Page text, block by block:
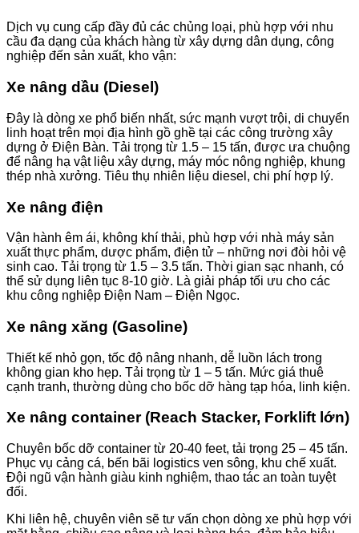
Dịch vụ cung cấp đầy đủ các chủng loại, phù hợp với nhu
cầu đa dạng của khách hàng từ xây dựng dân dụng, công
nghiệp đến sản xuất, kho vận:
Xe nâng dầu (Diesel)
Đây là dòng xe phổ biến nhất, sức mạnh vượt trội, di chuyển
linh hoạt trên mọi địa hình gồ ghề tại các công trường xây
dựng ở Điện Bàn. Tải trọng từ 1.5 – 15 tấn, được ưa chuộng
để nâng hạ vật liệu xây dựng, máy móc nông nghiệp, khung
thép nhà xưởng. Tiêu thụ nhiên liệu diesel, chi phí hợp lý.
Xe nâng điện
Vận hành êm ái, không khí thải, phù hợp với nhà máy sản
xuất thực phẩm, dược phẩm, điện tử – những nơi đòi hỏi vệ
sinh cao. Tải trọng từ 1.5 – 3.5 tấn. Thời gian sạc nhanh, có
thể sử dụng liên tục 8-10 giờ. Là giải pháp tối ưu cho các
khu công nghiệp Điện Nam – Điện Ngọc.
Xe nâng xăng (Gasoline)
Thiết kế nhỏ gọn, tốc độ nâng nhanh, dễ luồn lách trong
không gian kho hẹp. Tải trọng từ 1 – 5 tấn. Mức giá thuê
cạnh tranh, thường dùng cho bốc dỡ hàng tạp hóa, linh kiện.
Xe nâng container (Reach Stacker, Forklift lớn)
Chuyên bốc dỡ container từ 20-40 feet, tải trọng 25 – 45 tấn.
Phục vụ cảng cá, bến bãi logistics ven sông, khu chế xuất.
Đội ngũ vận hành giàu kinh nghiệm, thao tác an toàn tuyệt
đối.
Khi liên hệ, chuyên viên sẽ tư vấn chọn dòng xe phù hợp với